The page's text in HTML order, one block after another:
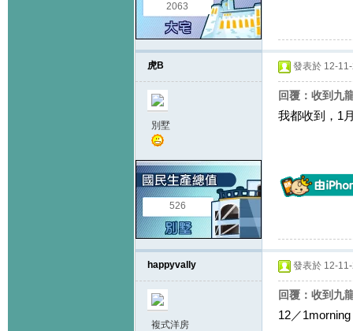
2063
虎B
別墅
526
發表於 12-
回覆：收到九
我都收到，1
happyvally
複式洋房
發表於 12-
回覆：收到九
12／1morning